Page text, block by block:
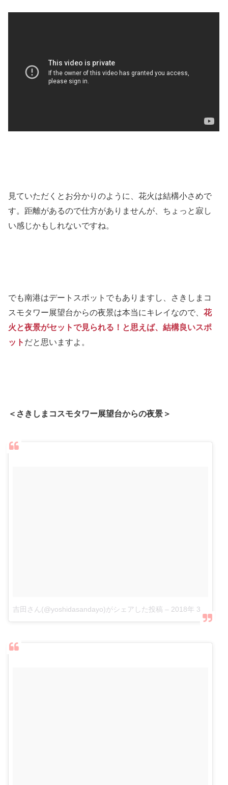
見ていただくとお分かりのように、花火は結構小さめで
す。距離があるので仕方がありませんが、ちょっと寂し
い感じかもしれないですね。
でも南港はデートスポットでもありますし、さきしまコ
スモタワー展望台からの夜景は本当にキレイなので、花
火と夜景がセットで見られる！と思えば、結構良いスポ
ット だと思いますよ。
＜さきしまコスモタワー展望台からの夜景＞
吉田さん(@yoshidasandayo)がシェアした投稿 – 2018年 3月月25日午前2時51分PDT